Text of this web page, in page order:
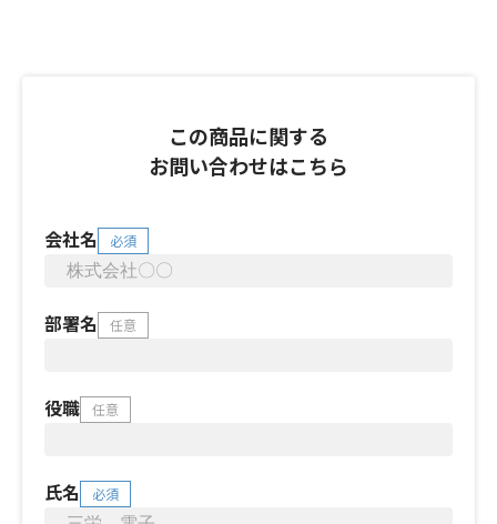
この商品に関する
お問い合わせはこちら
会社名 必須
部署名 任意
役職 任意
氏名 必須